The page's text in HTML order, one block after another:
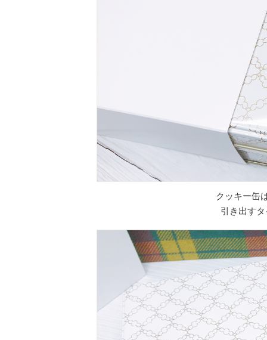
クッキー缶
引き出す